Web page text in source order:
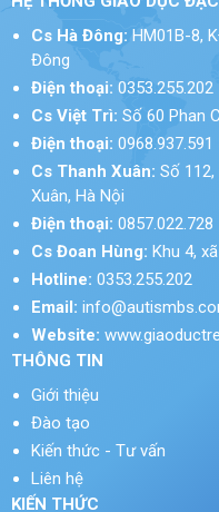
Cs Hà Đông: HM01B-8,
Đông
Điện thoại: 0353.255.202
Cs Việt Trì: Số 60 Phan
Điện thoại: 0968.937.591
Cs Thanh Xuân: Số
Xuân, Hà Nội
Điện thoại: 0857.022.728
Cs Đoan Hùng: Khu 4,
Hotline: 0353.255.202
Email:
Website:
THÔNG TIN
Giới thiệu
Đào tạo
Kiến thức - Tư vấn
Liên hệ
KIẾN THỨC